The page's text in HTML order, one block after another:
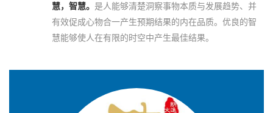
慧，智慧。 是人能够清楚洞察事物本质与发展趋势、并
有效促成心物合一产生预期结果的内在品质。优良的智
慧能够使人在有限的时空中产生最佳结果。